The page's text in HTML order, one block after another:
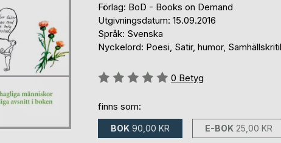
Förlag: BoD - Books on Demand
Utgivningsdatum: 15.09.2016
Språk: Svenska
Nyckelord: Poesi, Satir, humor,
Betyg::
0 Betyg
finns som:
BOK 90,00 KR E-BOK 25,00 KR